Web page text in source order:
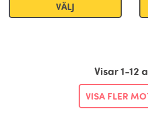
VÄLJ
Visar 1-12
VISA FLER